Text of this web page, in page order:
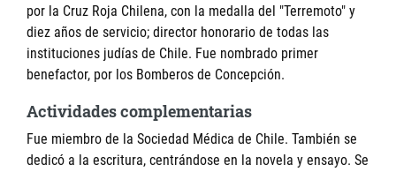
por la Cruz Roja Chilena, con la medalla del "Terremoto" y
diez años de servicio; director honorario de todas las
instituciones judías de Chile. Fue nombrado primer
benefactor, por los Bomberos de Concepción.
Actividades complementarias
Fue miembro de la Sociedad Médica de Chile. También se
dedicó a la escritura, centrándose en la novela y ensayo. Se